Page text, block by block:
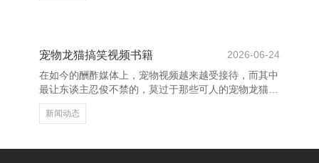
处还能增强企业的信用评级，为融资提供更多便利。
其次，政府和金融机构提供的多样财政补贴、税收优惠
及贷款计策，为企业提供了紧迫的外部守旧。这些财务
守旧不仅缓解了
宠物龙猫搞笑视频书籍
2026-06-24
在如今的酬酢媒体上，宠物视频越来越受接待，而其中
最让东谈主忍俊不禁的，莫过于那些可人的宠物龙猫搞
笑视频书籍。这些视频不仅展现了龙猫的可人外在，更
通过它们的滑稽活动，给不雅众带来了多数欢笑。 龙
新闻动态